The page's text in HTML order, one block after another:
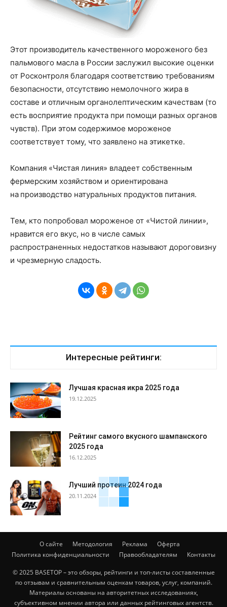
Этот производитель качественного мороженого без
пальмового масла в России заслужил высокие оценки
от Росконтроля благодаря соответствию требованиям
безопасности, отсутствию немолочного жира в
составе и отличным органолептическим качествам (то
есть восприятие продукта при помощи разных органов
чувств). При этом содержимое мороженое
соответствует тому, что заявлено на этикетке.
Компания «Чистая линия» владеет собственным
фермерским хозяйством и ориентирована
на производство натуральных продуктов питания.
Тем, кто попробовал мороженое от «Чистой линии»,
нравится его вкус, но в числе самых
распространенных недостатков называют дороговизну
и чрезмерную сладость.
Интересные рейтинги:
Лучшая красная икра 2025 года
19.12.2025
Рейтинг самого вкусного шампанского
2025 года
16.12.2025
Лучший протеин 2024 года
20.11.2024
О сайте Методология Реклама
Оферта
Политика конфиденциальности
Правообладателям Контакты
© 2025 BASETOP – это обзоры, рейтинги и топ-листы составленные
по отзывам и сравнительным оценкам товаров, услуг, компаний.
Материалы основаны на авторитетных исследованиях,
субъективном мнении автора или данных рейтинговых агентств.